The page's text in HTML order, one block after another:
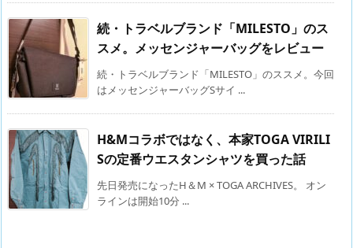
続・トラベルブランド「MILESTO」のス
スメ。メッセンジャーバッグをレビュー
続・トラベルブランド「MILESTO」のススメ。今回
はメッセンジャーバッグSサイ ...
H&Mコラボではなく、本家TOGA VIRILI
Sの定番ウエスタンシャツを買った話
先日発売になったH＆M × TOGA ARCHIVES。 オン
ラインは開始10分 ...